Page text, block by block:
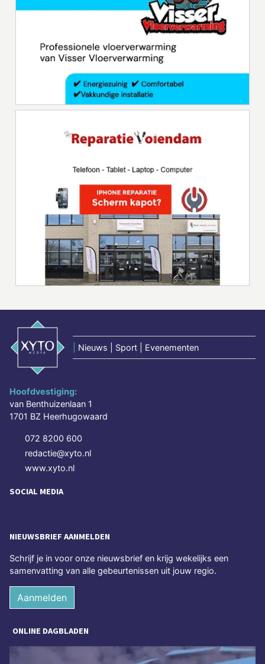
Nieuws | Sport | Evenementen
Hoofdvestiging:
van Benthuizenlaan 1
1701 BZ Heerhugowaard
072 8200 600
redactie@xyto.nl
www.xyto.nl
SOCIAL MEDIA
NIEUWSBRIEF AANMELDEN
Schrijf je in voor onze nieuwsbrief en krijg wekelijks een
samenvatting van alle gebeurtenissen uit jouw regio.
Aanmelden
ONLINE DAGBLADEN